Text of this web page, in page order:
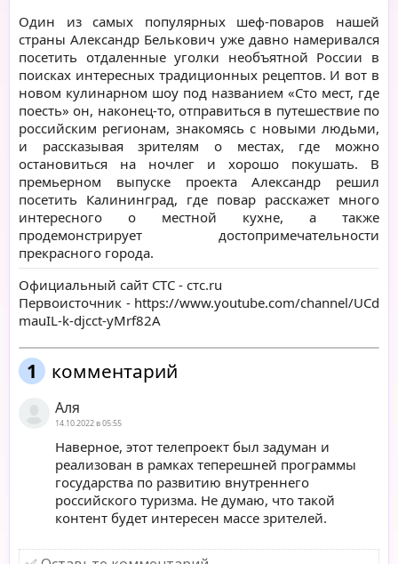
Один из самых популярных шеф-поваров нашей
страны Александр Белькович уже давно намеривался
посетить отдаленные уголки необъятной России в
поисках интересных традиционных рецептов. И вот в
новом кулинарном шоу под названием «Сто мест, где
поесть» он, наконец-то, отправиться в путешествие по
российским регионам, знакомясь с новыми людьми,
и рассказывая зрителям о местах, где можно
остановиться на ночлег и хорошо покушать. В
премьерном выпуске проекта Александр решил
посетить Калининград, где повар расскажет много
интересного о местной кухне, а также
продемонстрирует достопримечательности
прекрасного города.
Официальный сайт СТС - стс.ru
Первоисточник - https://www.youtube.com/channel/UCd
mauIL-k-djcct-yMrf82A
1 комментарий
Аля
14.10.2022 в 05:55
Наверное, этот телепроект был задуман и
реализован в рамках теперешней программы
государства по развитию внутреннего
российского туризма. Не думаю, что такой
контент будет интересен массе зрителей.